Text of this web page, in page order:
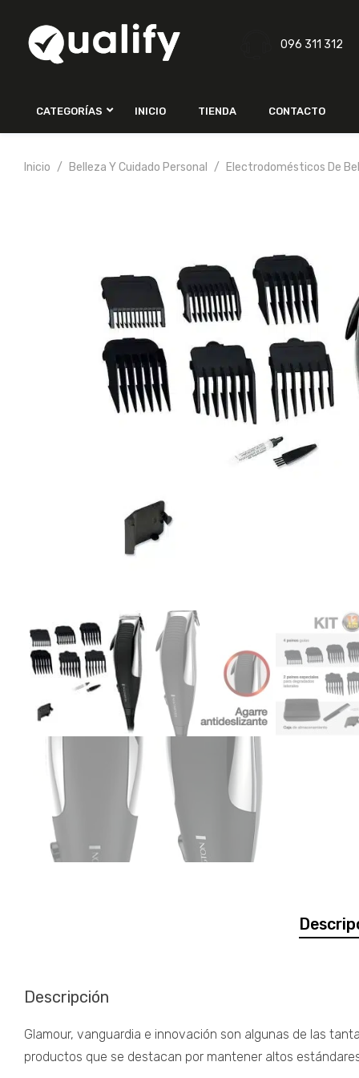
096 311 312
CATEGORÍAS INICIO TIENDA CONTACTO
Inicio Belleza Y Cuidado Personal Electrodomésticos De
Descripción
Glamour, vanguardia e innovación son algunas de las
productos que se destacan por mantener altos